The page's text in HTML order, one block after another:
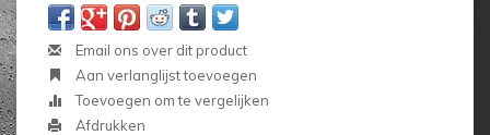
Email ons over dit product
Aan verlanglijst toevoegen
Toevoegen om te vergelijken
Afdrukken